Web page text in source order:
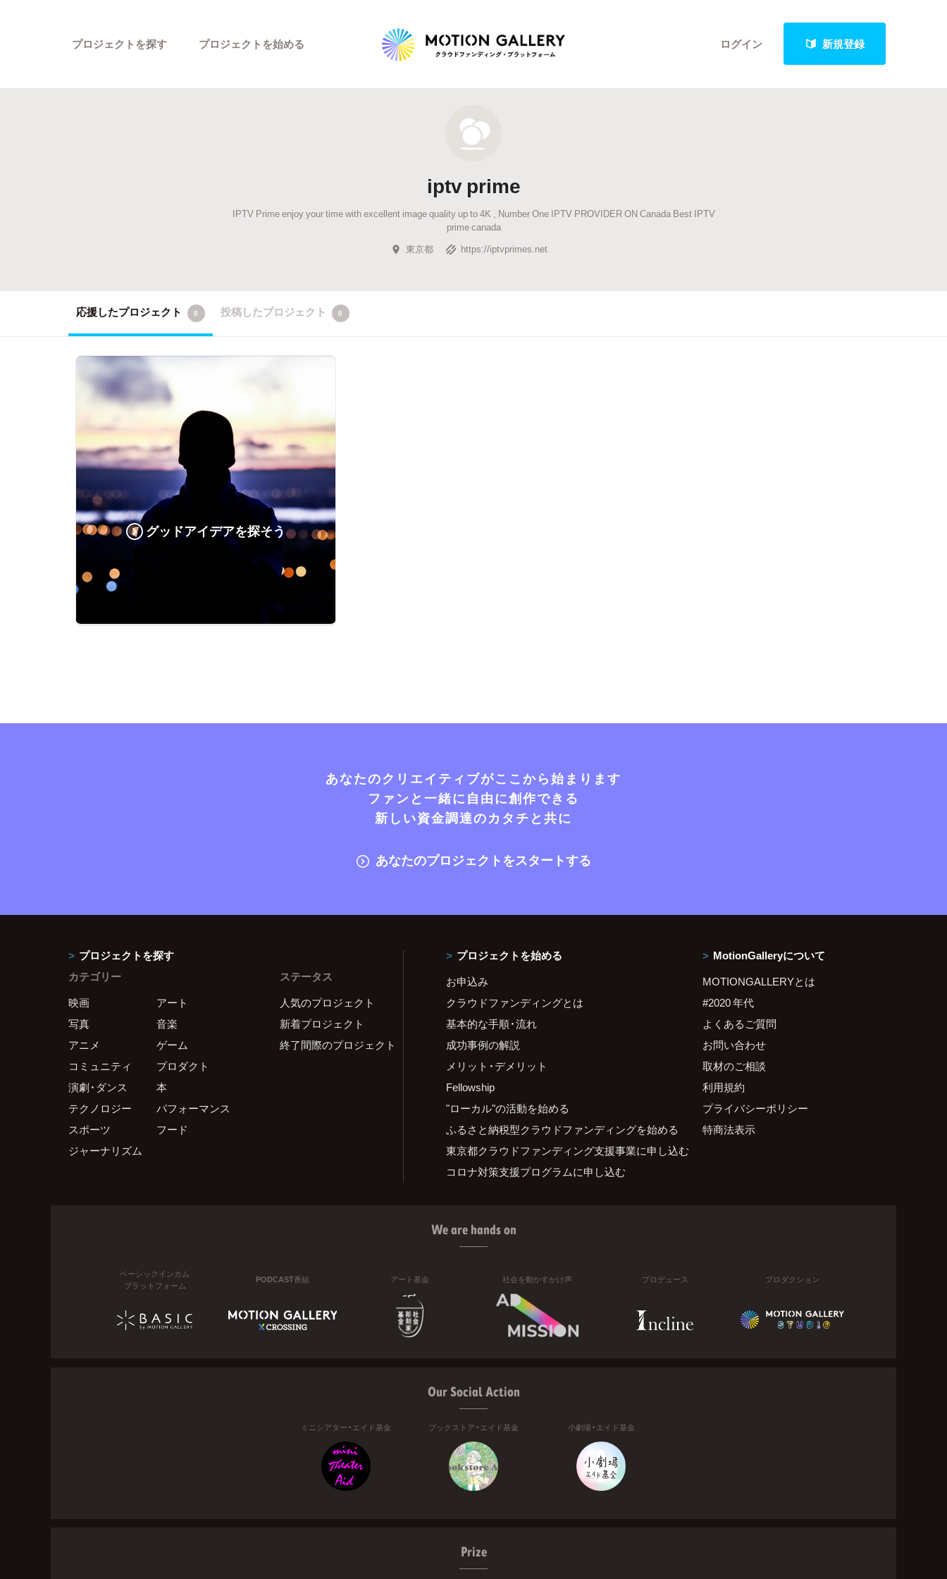
ログイン 新規登録
プロジェクトを探す
新着プロジェクト
Feature
カテゴリーから探す タグから探す キュレーターから探す 特集から探す 最新進捗報告から探す
プロジェクトを始める
iptv prime
IPTV Prime enjoy your time with excellent image quality up to 4K , Number One IPTV PROVIDER ON Canada Best IPTV
prime canada
東京都
https://iptvprimes.net
応援したプロジェクト 0 投稿したプロジェクト 0
グッドアイデアを探そう
あなたのクリエイティブがここから始まります
ファンと一緒に自由に創作できる
新しい資金調達のカタチと共に
あなたのプロジェクトをスタートする
プロジェクトを探す
カテゴリー
映画
アート
写真
音楽
アニメ
ゲーム
コミュニティ
プロダクト
演劇・ダンス
本
テクノロジー
パフォーマンス
スポーツ
フード
ジャーナリズム
ステータス
人気のプロジェクト
新着プロジェクト
終了間際のプロジェクト
プロジェクトを始める
お申込み
クラウドファンディングとは
基本的な手順・流れ
成功事例の解説
メリット・デメリット
Fellowship
"ローカル"の活動を始める
ふるさと納税型クラウドファンディングを始める
東京都クラウドファンディング支援事業に申し込む
コロナ対策支援プログラムに申し込む
MotionGalleryについて
MOTIONGALLERYとは
#2020 年代
よくあるご質問
お問い合わせ
取材のご相談
利用規約
プライバシーポリシー
特商法表示
We are hands on
ベーシックインカム
プラットフォーム
PODCAST番組 アート基金 社会を動かすかけ声 プロデュース プロダクション
Our Social Action
ミニシアター・エイド基金 ブックストア・エイド基金 小劇場・エイド基金
Prize